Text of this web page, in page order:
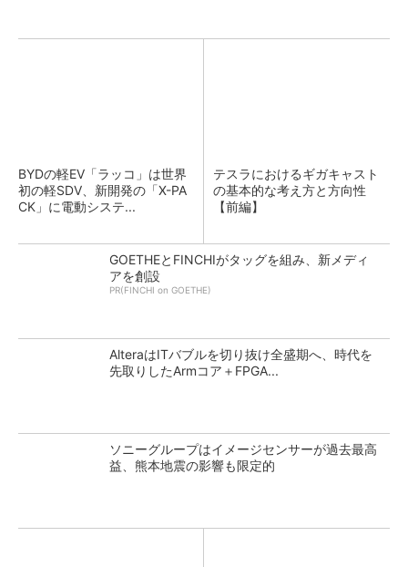
BYDの軽EV「ラッコ」は世界
初の軽SDV、新開発の「X-PA
CK」に電動システ...
テスラにおけるギガキャスト
の基本的な考え方と方向性
【前編】
GOETHEとFINCHIがタッグを組み、新メディ
アを創設
PR(FINCHI on GOETHE)
AlteraはITバブルを切り抜け全盛期へ、時代を
先取りしたArmコア＋FPGA...
ソニーグループはイメージセンサーが過去最高
益、熊本地震の影響も限定的